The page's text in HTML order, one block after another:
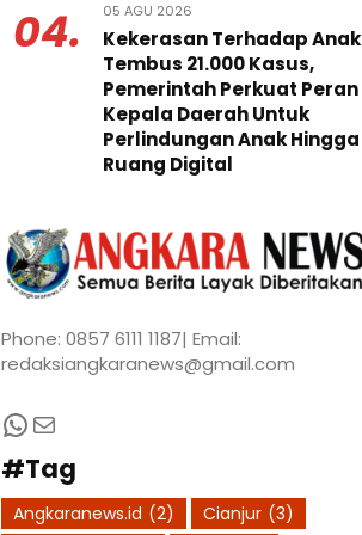
04. 05 AGU 2026
Kekerasan Terhadap Anak
Tembus 21.000 Kasus,
Pemerintah Perkuat Peran
Kepala Daerah Untuk
Perlindungan Anak Hingga
Ruang Digital
Phone: 0857 6111 1187| Email:
redaksiangkaranews@gmail.com
WhatsApp
Mail
#Tag
Angkaranews.id (2) Cianjur (3)